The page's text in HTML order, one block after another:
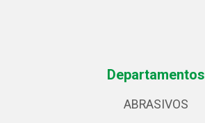
Departamentos
ABRASIVOS